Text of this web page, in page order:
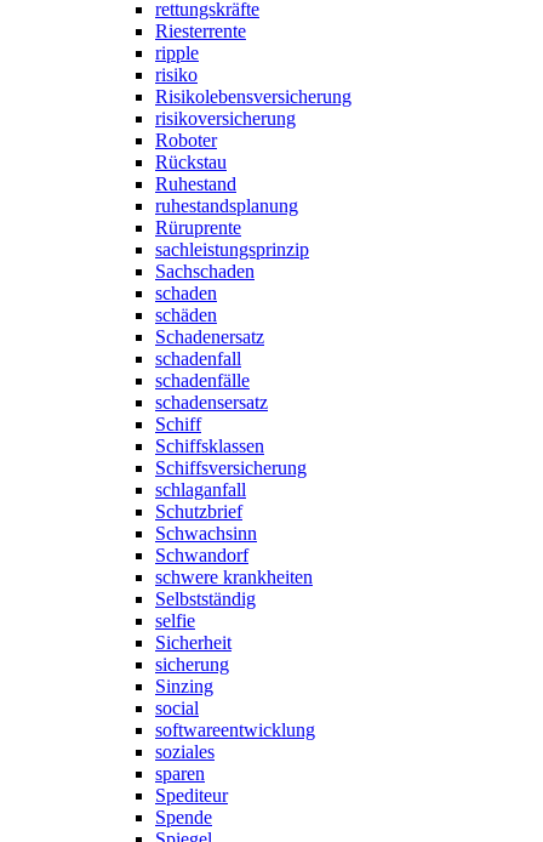
rettungskräfte
Riesterrente
ripple
risiko
Risikolebensversicherung
risikoversicherung
Roboter
Rückstau
Ruhestand
ruhestandsplanung
Rüruprente
sachleistungsprinzip
Sachschaden
schaden
schäden
Schadenersatz
schadenfall
schadenfälle
schadensersatz
Schiff
Schiffsklassen
Schiffsversicherung
schlaganfall
Schutzbrief
Schwachsinn
Schwandorf
schwere krankheiten
Selbstständig
selfie
Sicherheit
sicherung
Sinzing
social
softwareentwicklung
soziales
sparen
Spediteur
Spende